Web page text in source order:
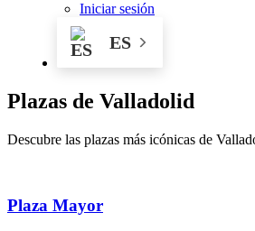
Iniciar sesión
ES
Plazas de Valladolid
Descubre las plazas más icónicas de
Plaza Mayor